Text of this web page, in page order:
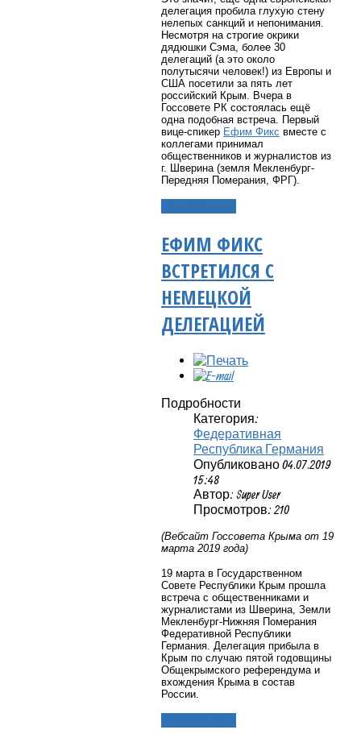
делегация пробила глухую стену
нелепых санкций и непонимания.
Несмотря на строгие окрики
дядюшки Сэма, более 30
делегаций (а это около
полутысячи человек!) из Европы и
США посетили за пять лет
российский Крым. Вчера в
Госсовете РК состоялась ещё
одна подобная встреча. Первый
вице-спикер Ефим Фикс вместе с
коллегами принимал
общественников и журналистов из
г. Шверина (земля Мекленбург-
Передняя Померания, ФРГ).
ЕФИМ ФИКС
ВСТРЕТИЛСЯ С
НЕМЕЦКОЙ
ДЕЛЕГАЦИЕЙ
Подробности
Категория:
Федеративная
Республика Германия
Опубликовано 04.07.2019
15:48
Автор: Super User
Просмотров: 210
(Вебсайт Госсовета Крыма от 19
марта 2019 года)
19 марта в Государственном
Совете Республики Крым прошла
встреча с общественниками и
журналистами из Шверина, Земли
Мекленбург-Нижняя Померания
Федеративной Республики
Германия. Делегация прибыла в
Крым по случаю пятой годовщины
Общекрымского референдума и
вхождения Крыма в состав
России.